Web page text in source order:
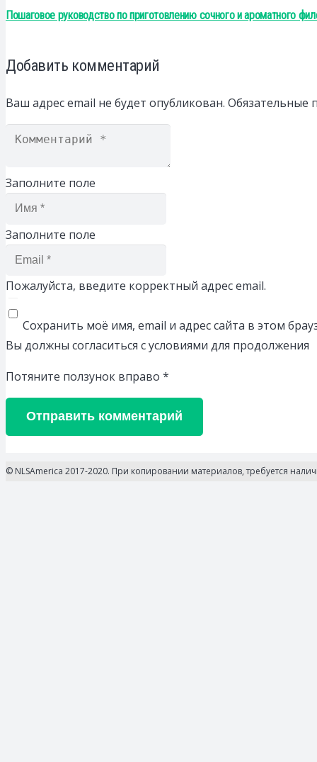
Пошаговое руководство по приготовлению сочного и ароматного
Добавить комментарий
Ваш адрес email не будет опубликован. Обязательные
Заполните поле
Заполните поле
Пожалуйста, введите корректный адрес email.
Сохранить моё имя, email и адрес сайта в этом
Вы должны согласиться с условиями для продолжения
Потяните ползунок вправо *
Отправить комментарий
© NLSAmerica 2017-2020. При копировании материалов, требуется